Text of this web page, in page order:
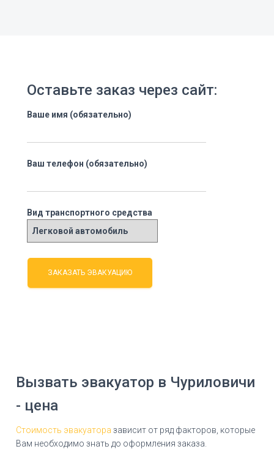
Оставьте заказ через сайт:
Ваше имя (обязательно)
Ваш телефон (обязательно)
Вид транспортного средства
Вызвать эвакуатор в Чуриловичи
- цена
Стоимость эвакуатора зависит от ряд факторов, которые
Вам необходимо знать до оформления заказа.